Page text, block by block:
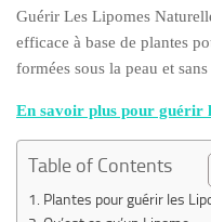
Guérir Les Lipomes
efficace à base de plantes
formées sous la peau et
En savoir plus pour guérir
Table of Contents
Plantes pour guérir les